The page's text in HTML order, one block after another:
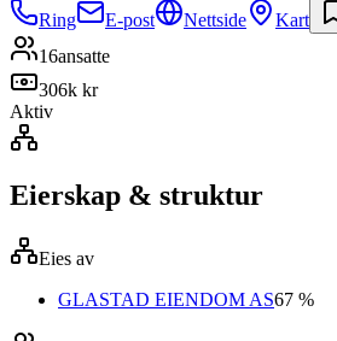
Ring
E-post Nettside Kart
16ansatte
306k kr
Aktiv
Eierskap & struktur
Eies av
GLASTAD EIENDOM AS67 %